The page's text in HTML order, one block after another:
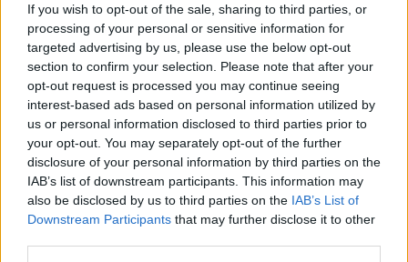
If you wish to opt-out of the sale, sharing to third parties, or
processing of your personal or sensitive information for
targeted advertising by us, please use the below opt-out
section to confirm your selection. Please note that after your
opt-out request is processed you may continue seeing
interest-based ads based on personal information utilized by
us or personal information disclosed to third parties prior to
your opt-out. You may separately opt-out of the further
disclosure of your personal information by third parties on the
IAB’s list of downstream participants. This information may
also be disclosed by us to third parties on the IAB’s List of
Downstream Participants that may further disclose it to other
Ecco l'elenco dei prezzi del carburante in provincia di Lucca.
Comune per comune gli impianti più economici dove fare
rifornimento.
PROVINCIA DI LUCCA —Questi i prezzi dei carburantirilevati al
giorno 29 novembre 2025 dalMinistero dello sviluppo
economico